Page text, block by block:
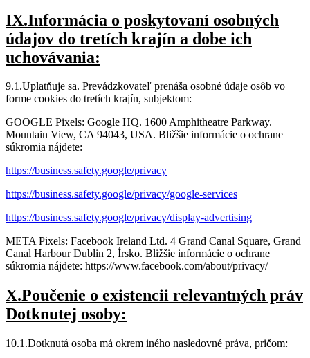
IX.Informácia o poskytovaní osobných
údajov do tretích krajín a dobe ich
uchovávania:
9.1.Uplatňuje sa. Prevádzkovateľ prenáša osobné údaje osôb vo
forme cookies do tretích krajín, subjektom:
GOOGLE Pixels: Google HQ. 1600 Amphitheatre Parkway.
Mountain View, CA 94043, USA. Bližšie informácie o ochrane
súkromia nájdete:
https://business.safety.google/privacy
https://business.safety.google/privacy/google-services
https://business.safety.google/privacy/display-advertising
META Pixels: Facebook Ireland Ltd. 4 Grand Canal Square, Grand
Canal Harbour Dublin 2, Írsko. Bližšie informácie o ochrane
súkromia nájdete: https://www.facebook.com/about/privacy/
X.Poučenie o existencii relevantných práv
Dotknutej osoby:
10.1.Dotknutá osoba má okrem iného nasledovné práva, pričom: